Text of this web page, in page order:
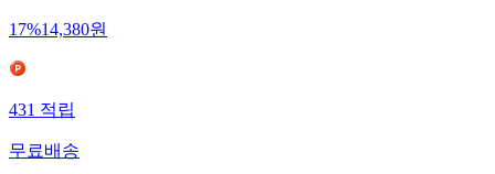
17%14,380원
431 적립
무료배송